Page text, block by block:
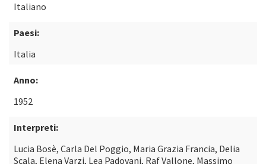
Italiano
Paesi:
Italia
Anno:
1952
Interpreti:
Lucia Bosè, Carla Del Poggio, Maria Grazia Francia, Delia
Scala, Elena Varzi, Lea Padovani, Raf Vallone, Massimo